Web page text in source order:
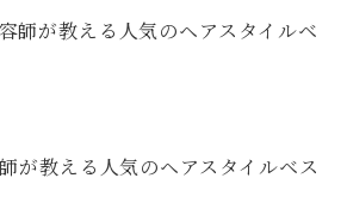
が教える人気のヘアスタイルベス